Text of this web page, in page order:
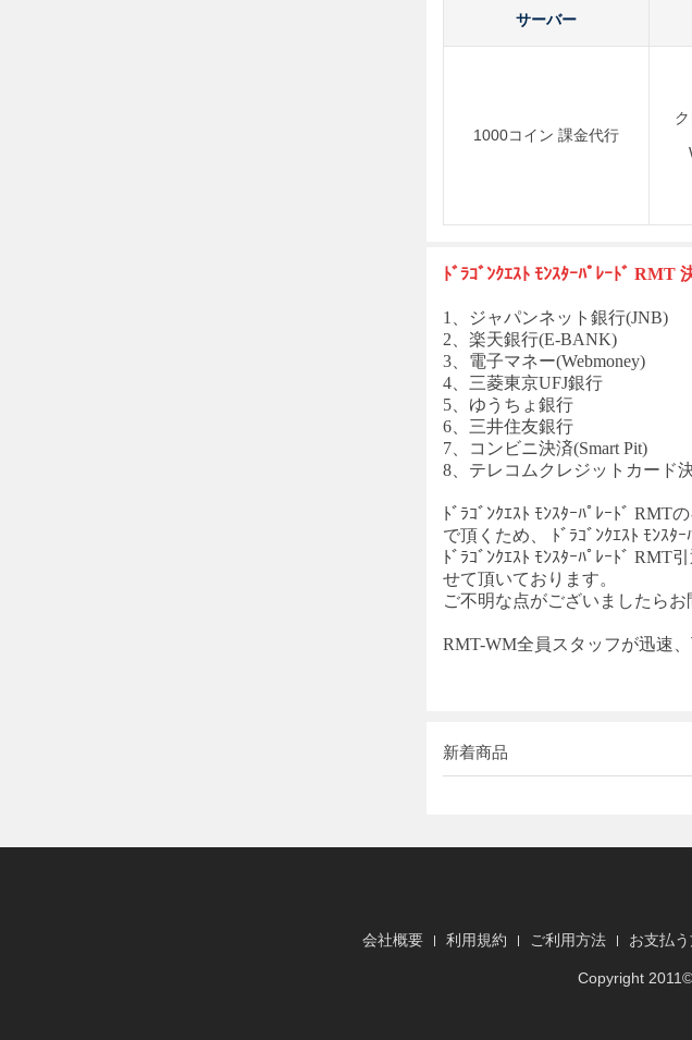
サーバー
1000コイン 課金代行
ﾄﾞﾗｺﾞﾝｸｴｽﾄ ﾓﾝｽﾀｰﾊﾟﾚｰﾄﾞ RMT
1、ジャパンネット銀行(JNB)
2、楽天銀行(E-BANK)
3、電子マネー(Webmoney)
4、三菱東京UFJ銀行
5、ゆうちょ銀行
6、三井住友銀行
7、コンビニ決済(Smart Pit)
8、テレコムクレジットカード
ﾄﾞﾗｺﾞﾝｸｴｽﾄ ﾓﾝｽﾀｰﾊﾟﾚｰﾄﾞ RMT
で頂くため、
ﾄﾞﾗｺﾞﾝｸｴｽﾄ ﾓﾝｽﾀｰ
ﾄﾞﾗｺﾞﾝｸｴｽﾄ ﾓﾝｽﾀｰﾊﾟﾚｰﾄﾞ RMT
せて頂いております。
ご不明な点がございましたら
RMT-WM全員スタッフが迅速
新着商品
会社概要 利用規約 ご利用方法 お支払
Copyright 2011©